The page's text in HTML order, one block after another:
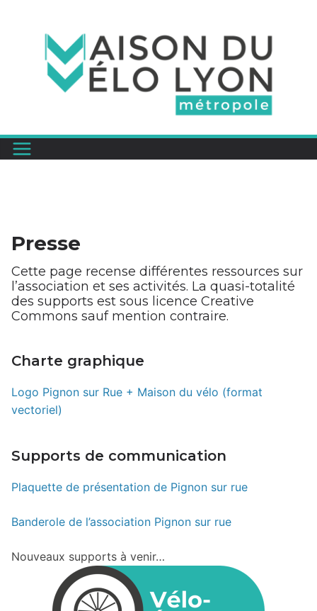
Presse
Cette page recense différentes ressources sur
l’association et ses activités. La quasi-totalité
des supports est sous licence Creative
Commons sauf mention contraire.
Charte graphique
Logo Pignon sur Rue + Maison du vélo (format
vectoriel)
Supports de communication
Plaquette de présentation de Pignon sur rue
Banderole de l’association Pignon sur rue
Nouveaux supports à venir…